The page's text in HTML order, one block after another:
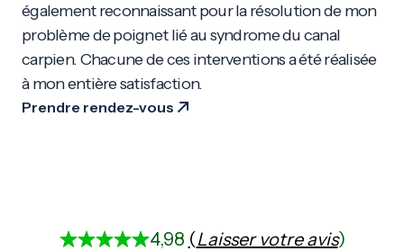
également reconnaissant pour la résolution de mon
problème de poignet lié au syndrome du canal
carpien. Chacune de ces interventions a été réalisée
à mon entière satisfaction.
Prendre rendez-vous
4,98 (Laisser votre avis)